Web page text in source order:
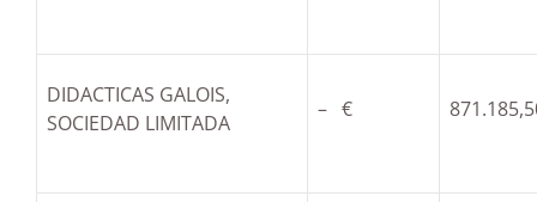
DIDACTICAS GALOIS,
SOCIEDAD LIMITADA
– €